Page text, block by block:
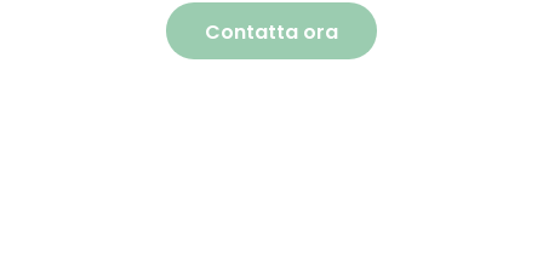
Contatta ora